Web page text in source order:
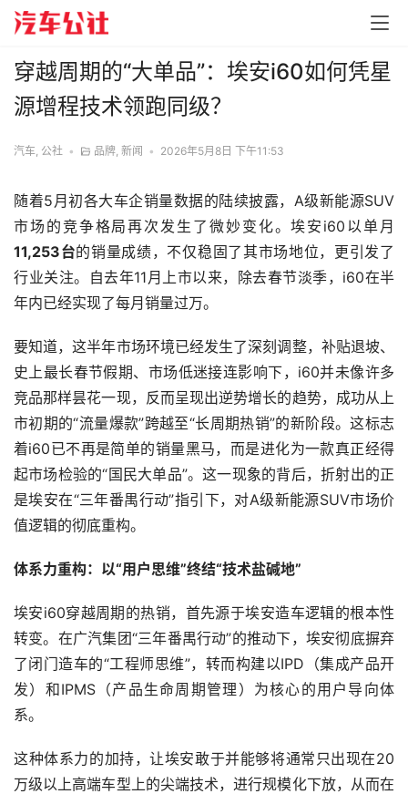
穿越周期的“大单品”：埃安i60如何凭星
源增程技术领跑同级？
汽车, 公社 • 品牌, 新闻 • 2026年5月8日 下午11:53
随着5月初各大车企销量数据的陆续披露，A级新能源SUV
市场的竞争格局再次发生了微妙变化。埃安i60以单月
11,253台的销量成绩，不仅稳固了其市场地位，更引发了
行业关注。自去年11月上市以来，除去春节淡季，i60在半
年内已经实现了每月销量过万。
要知道，这半年市场环境已经发生了深刻调整，补贴退坡、
史上最长春节假期、市场低迷接连影响下，i60并未像许多
竞品那样昙花一现，反而呈现出逆势增长的趋势，成功从上
市初期的“流量爆款”跨越至“长周期热销”的新阶段。这标志
着i60已不再是简单的销量黑马，而是进化为一款真正经得
起市场检验的“国民大单品”。这一现象的背后，折射出的正
是埃安在“三年番禺行动”指引下，对A级新能源SUV市场价
值逻辑的彻底重构。
体系力重构：以“用户思维”终结“技术盐碱地”
埃安i60穿越周期的热销，首先源于埃安造车逻辑的根本性
转变。在广汽集团“三年番禺行动”的推动下，埃安彻底摒弃
了闭门造车的“工程师思维”，转而构建以IPD（集成产品开
发）和IPMS（产品生命周期管理）为核心的用户导向体
系。
这种体系力的加持，让埃安敢于并能够将通常只出现在20
万级以上高端车型上的尖端技术，进行规模化下放，从而在